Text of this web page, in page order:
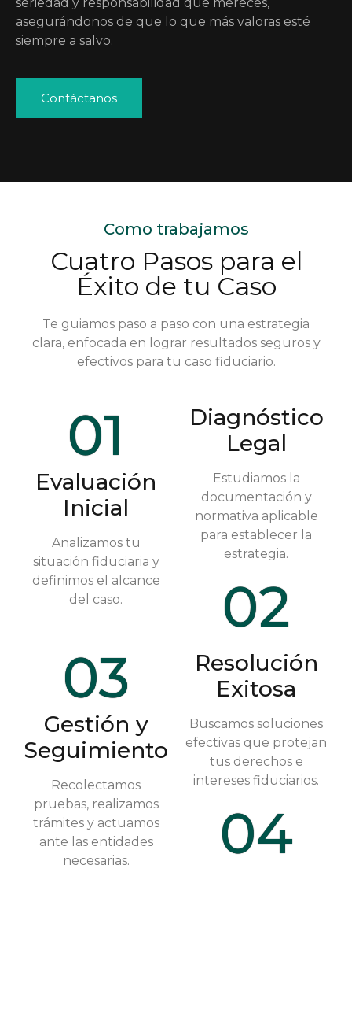
seriedad y responsabilidad que mereces,
asegurándonos de que lo que más valoras esté
siempre a salvo.
Contáctanos
Como trabajamos
Cuatro Pasos para el
Éxito de tu Caso
Te guiamos paso a paso con una estrategia
clara, enfocada en lograr resultados seguros y
efectivos para tu caso fiduciario.
01
Evaluación
Inicial
Analizamos tu
situación fiduciaria y
definimos el alcance
del caso.
Diagnóstico
Legal
Estudiamos la
documentación y
normativa aplicable
para establecer la
estrategia.
02
03
Gestión y
Seguimiento
Recolectamos
pruebas, realizamos
trámites y actuamos
ante las entidades
necesarias.
Resolución
Exitosa
Buscamos soluciones
efectivas que protejan
tus derechos e
intereses fiduciarios.
04